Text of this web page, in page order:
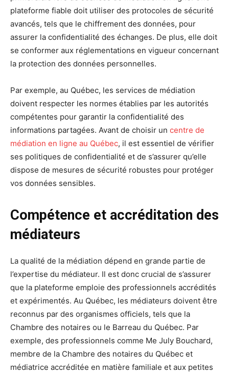
plateforme fiable doit utiliser des protocoles de sécurité
avancés, tels que le chiffrement des données, pour
assurer la confidentialité des échanges. De plus, elle doit
se conformer aux réglementations en vigueur concernant
la protection des données personnelles.
Par exemple, au Québec, les services de médiation
doivent respecter les normes établies par les autorités
compétentes pour garantir la confidentialité des
informations partagées. Avant de choisir un centre de
médiation en ligne au Québec, il est essentiel de vérifier
ses politiques de confidentialité et de s’assurer qu’elle
dispose de mesures de sécurité robustes pour protéger
vos données sensibles.
Compétence et accréditation des
médiateurs
La qualité de la médiation dépend en grande partie de
l’expertise du médiateur. Il est donc crucial de s’assurer
que la plateforme emploie des professionnels accrédités
et expérimentés. Au Québec, les médiateurs doivent être
reconnus par des organismes officiels, tels que la
Chambre des notaires ou le Barreau du Québec. Par
exemple, des professionnels comme Me July Bouchard,
membre de la Chambre des notaires du Québec et
médiatrice accréditée en matière familiale et aux petites